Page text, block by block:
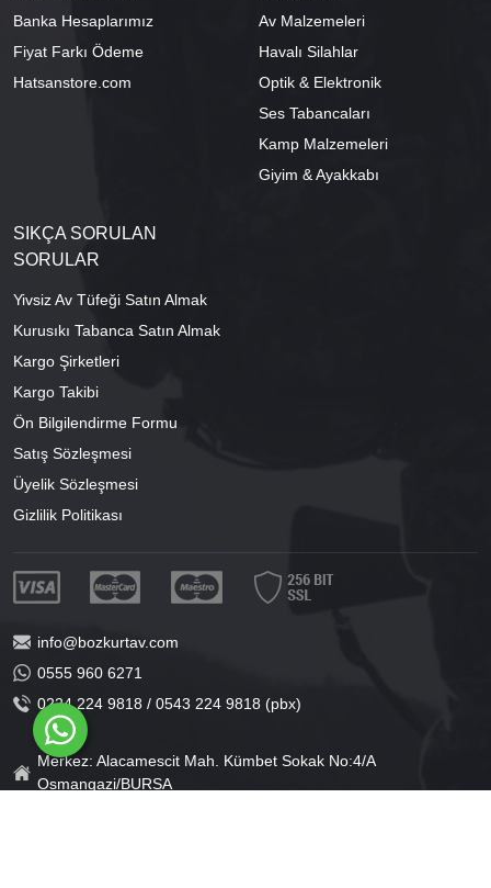
Banka Hesaplarımız
Fiyat Farkı Ödeme
Hatsanstore.com
Av Malzemeleri
Havalı Silahlar
Optik & Elektronik
Ses Tabancaları
Kamp Malzemeleri
Giyim & Ayakkabı
SIKÇA SORULAN
SORULAR
Yivsiz Av Tüfeği Satın Almak
Kurusıkı Tabanca Satın Almak
Kargo Şirketleri
Kargo Takibi
Ön Bilgilendirme Formu
Satış Sözleşmesi
Üyelik Sözleşmesi
Gizlilik Politikası
info@bozkurtav.com
0555 960 6271
0224 224 9818 / 0543 224 9818 (pbx)
Merkez: Alacamescit Mah. Kümbet Sokak No:4/A
Osmangazi/BURSA